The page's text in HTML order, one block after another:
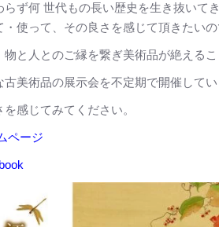
らず何 世代もの長い歴史を生き抜いて
・使って、その良さを感じて頂きたいの
と人とのご縁を繋ぎ美術品が絶える
美術品の展示会を不定期で開催してい
感じてみてください。
ページ